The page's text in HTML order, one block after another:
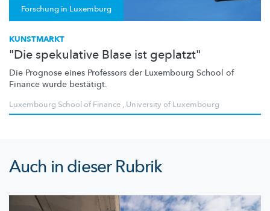
Forschung in Luxemburg
KUNSTMARKT
"Die spekulative Blase ist geplatzt"
Die Prognose eines Professors der Luxembourg School of
Finance wurde bestätigt.
Luxembourg School of Finance , University of Luxembourg
Auch in dieser Rubrik